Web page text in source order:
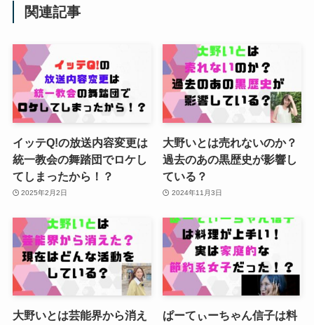
関連記事
イッテQ!の放送内容変更は
統一教会の舞踏団でロケし
てしまったから！？
2025年2月2日
大野いとは売れないのか？
過去のあの黒歴史が影響し
ている？
2024年11月3日
大野いとは芸能界から消え
ぱーてぃーちゃん信子は料